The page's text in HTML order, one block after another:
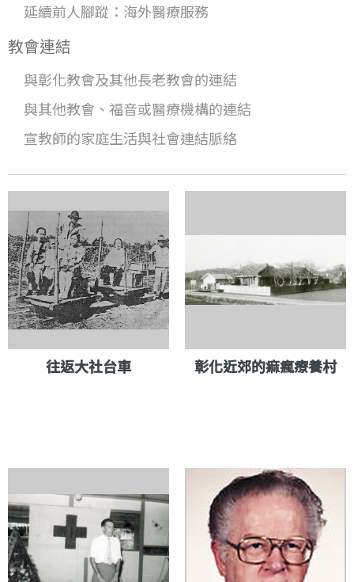
延續前人腳蹤：海外醫療服務
教會連結
與彰化教會及其他長老教會的連結
與其他教會、福音或醫療機構的連結
宣教師的家庭生活與社會連結脈絡
往返大社台車 彰化近郊的痲瘋療養村